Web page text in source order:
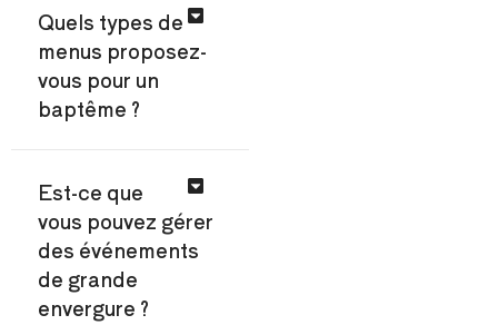
Quels types de
menus proposez-
vous pour un
baptême ?
Est-ce que
vous pouvez gérer
des événements
de grande
envergure ?